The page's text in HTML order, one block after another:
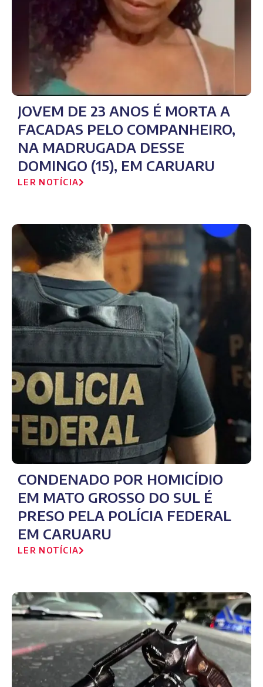
JOVEM DE 23 ANOS É MORTA A
FACADAS PELO COMPANHEIRO,
NA MADRUGADA DESSE
DOMINGO (15), EM CARUARU
LER NOTÍCIA
CONDENADO POR HOMICÍDIO
EM MATO GROSSO DO SUL É
PRESO PELA POLÍCIA FEDERAL
EM CARUARU
LER NOTÍCIA